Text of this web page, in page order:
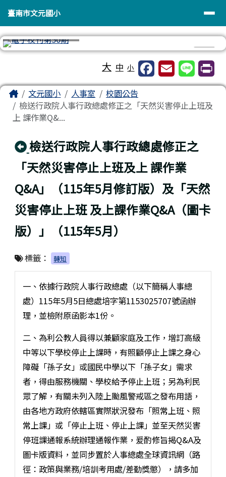
臺南市文元國小
導覽列
臺南市文元國小
大 中 小
主內容區域
Home文元國小 人事室
校園公告
檢送行政院人事行政總處修正之「天然災害停止上班及
上 課作業Q&...
回上頁
檢送行政院人事行政總處修正之
「天然災害停止上班及上 課作業
Q&A」（115年5月修訂版）及「天然
災害停止上班 及上課作業Q&A（圖卡
版）」（115年5月）
標籤： 轉知
一、依據行政院人事行政總處（以下簡稱人事總
處）115年5月5日總處培字第1153025707號函辦
理，並檢附原函影本1份。
二、為利公教人員得以兼顧家庭及工作，增訂高級
中等以下學校停止上課時，有照顧停止上課之身心
障礙「孫子女」或國民中學以下「孫子女」需求
者，得由服務機關、學校給予停止上班；另為利民
眾了解，有關未列入陸上颱風警戒區之發布用語，
由各地方政府依轄區實際狀況發布「照常上班、照
常上課」或「停止上班、停止上課」並至天然災害
停班課通報系統辦理通報作業，爰酌修旨揭Q&A及
圖卡版資料，並同步置於人事總處全球資訊網（路
徑：政策與業務/培訓考用處/差勤獎懲），請多加
頁尾區域